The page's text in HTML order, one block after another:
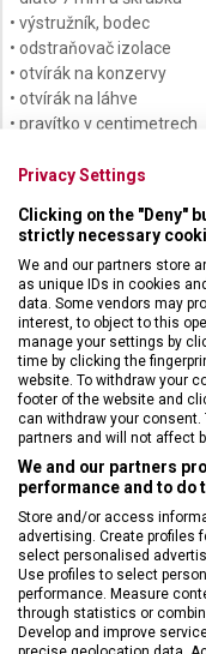
• výstružník, bodec
• odstraňovač izolace
• otvírák na konzervy
• otvírák na láhve
• pravítko v centimetrech
• otvor pro poutko
• spojka pro vývrtku
DRUH ZBOŽÍ
ZÁRUKA
HMOTNOST
Privacy Settings
Clicking on the "Deny"
strictly necessary
We and our partners store
as unique IDs in cookies
data. Some vendors may
interest, to object to this
manage your settings by
time by clicking the
website. To withdraw your
footer of the website and
can withdraw your
partners and will not affect
We and our partners
performance and to do
Store and/or access
advertising. Create profiles
select personalised
Use profiles to select
performance. Measure
through statistics or
Develop and improve
precise geolocation data.